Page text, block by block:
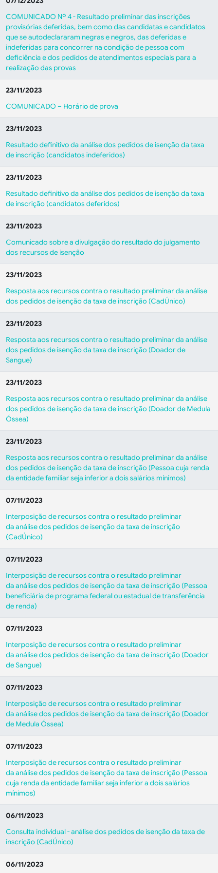
COMUNICADO Nº 4 - Resultado preliminar das inscrições
provisórias deferidas, bem como das candidatas e candidatos
que se autodeclararam negras e negros, das deferidas e
indeferidas para concorrer na condição de pessoa com
deficiência e dos pedidos de atendimentos especiais para a
realização das provas
23/11/2023
COMUNICADO – Horário de prova
23/11/2023
Resultado definitivo da análise dos pedidos de isenção da taxa
de inscrição (candidatos indeferidos)
23/11/2023
Resultado definitivo da análise dos pedidos de isenção da taxa
de inscrição (candidatos deferidos)
23/11/2023
Comunicado sobre a divulgação do resultado do julgamento
dos recursos de isenção
23/11/2023
Resposta aos recursos contra o resultado preliminar da análise
dos pedidos de isenção da taxa de inscrição (CadÚnico)
23/11/2023
Resposta aos recursos contra o resultado preliminar da análise
dos pedidos de isenção da taxa de inscrição (Doador de
Sangue)
23/11/2023
Resposta aos recursos contra o resultado preliminar da análise
dos pedidos de isenção da taxa de inscrição (Doador de Medula
Óssea)
23/11/2023
Resposta aos recursos contra o resultado preliminar da análise
dos pedidos de isenção da taxa de inscrição (Pessoa cuja renda
da entidade familiar seja inferior a dois salários mínimos)
07/11/2023
Interposição de recursos contra o resultado preliminar
da análise dos pedidos de isenção da taxa de inscrição
(CadÚnico)
07/11/2023
Interposição de recursos contra o resultado preliminar
da análise dos pedidos de isenção da taxa de inscrição (Pessoa
beneficiária de programa federal ou estadual de transferência
de renda)
07/11/2023
Interposição de recursos contra o resultado preliminar
da análise dos pedidos de isenção da taxa de inscrição (Doador
de Sangue)
07/11/2023
Interposição de recursos contra o resultado preliminar
da análise dos pedidos de isenção da taxa de inscrição (Doador
de Medula Óssea)
07/11/2023
Interposição de recursos contra o resultado preliminar
da análise dos pedidos de isenção da taxa de inscrição (Pessoa
cuja renda da entidade familiar seja inferior a dois salários
mínimos)
06/11/2023
Consulta individual - análise dos pedidos de isenção da taxa de
inscrição (CadÚnico)
06/11/2023